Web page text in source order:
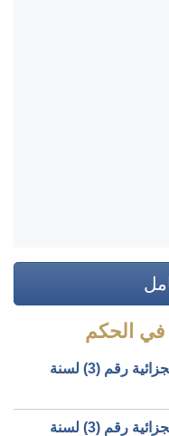
في الحكم
المادة رقم 234 من قانون الإجراءات الجزائية رقم (3) لسنة
المادة رقم 338 من قانون الإجراءات الجزائية رقم (3) لسنة